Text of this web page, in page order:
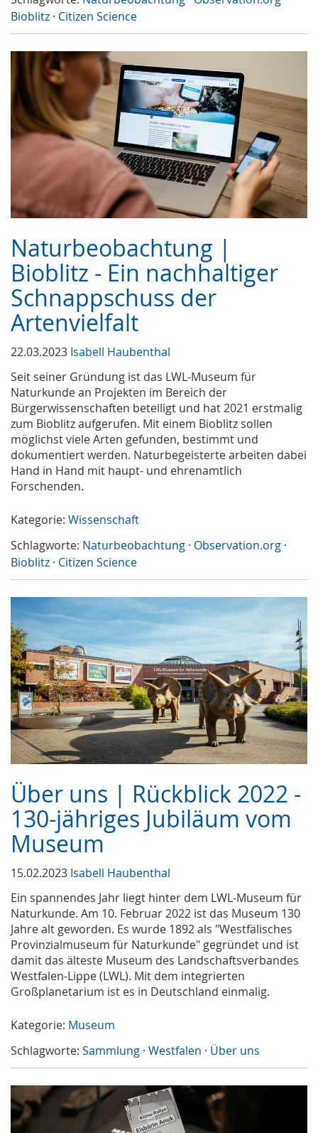
Bioblitz · Citizen Science
Naturbeobachtung |
Bioblitz - Ein nachhaltiger
Schnappschuss der
Artenvielfalt
22.03.2023 Isabell Haubenthal
Seit seiner Gründung ist das LWL-Museum für
Naturkunde an Projekten im Bereich der
Bürgerwissenschaften beteiligt und hat 2021 erstmalig
zum Bioblitz aufgerufen. Mit einem Bioblitz sollen
möglichst viele Arten gefunden, bestimmt und
dokumentiert werden. Naturbegeisterte arbeiten dabei
Hand in Hand mit haupt- und ehrenamtlich
Forschenden.
Kategorie: Wissenschaft
Schlagworte: Naturbeobachtung · Observation.org ·
Bioblitz · Citizen Science
Über uns | Rückblick 2022 -
130-jähriges Jubiläum vom
Museum
15.02.2023 Isabell Haubenthal
Ein spannendes Jahr liegt hinter dem LWL-Museum für
Naturkunde. Am 10. Februar 2022 ist das Museum 130
Jahre alt geworden. Es wurde 1892 als "Westfälisches
Provinzialmuseum für Naturkunde" gegründet und ist
damit das älteste Museum des Landschaftsverbandes
Westfalen-Lippe (LWL). Mit dem integrierten
Großplanetarium ist es in Deutschland einmalig.
Kategorie: Museum
Schlagworte: Sammlung · Westfalen · Über uns